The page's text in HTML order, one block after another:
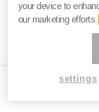
ガ編』）
』好評配信
にバックナンバ
をどうぞ。
your device to
our marketing
settings